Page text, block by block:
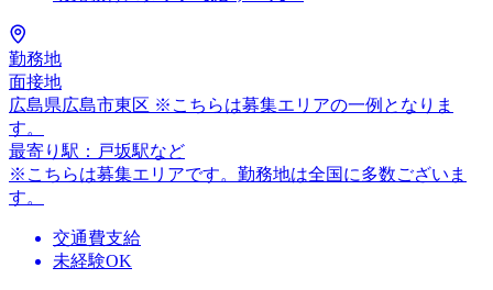
勤務地
面接地
広島県広島市東区 ※こちらは募集エリアの一例となりま
す。
最寄り駅：戸坂駅など
※こちらは募集エリアです。勤務地は全国に多数ございま
す。
交通費支給
未経験OK